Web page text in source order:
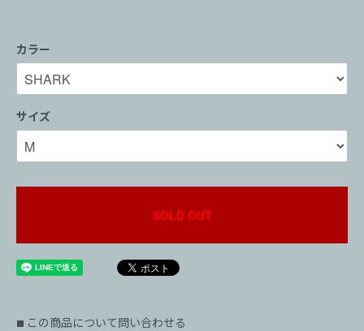
カラー
サイズ
SOLD OUT
■ この商品について問い合わせる